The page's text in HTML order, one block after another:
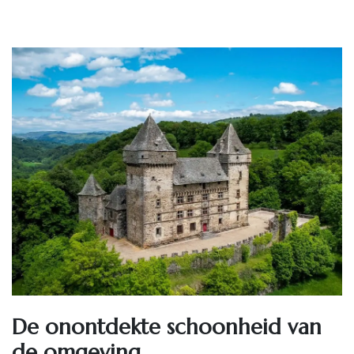
De onontdekte schoonheid van